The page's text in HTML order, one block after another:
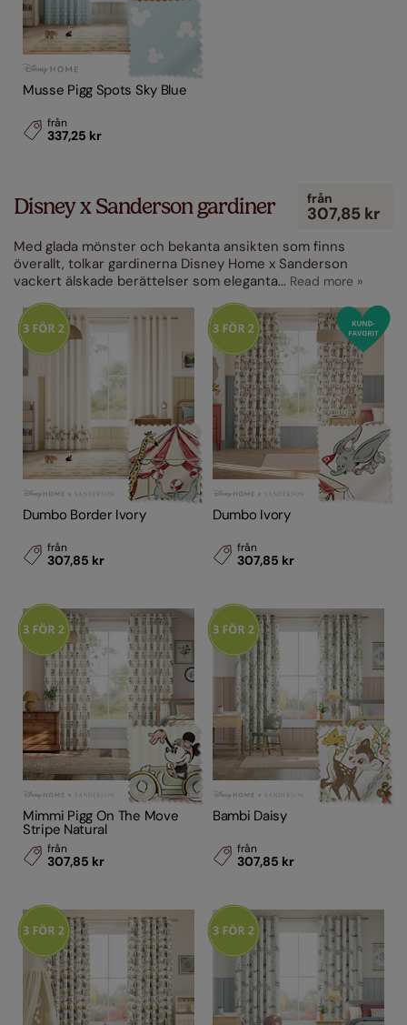
Musse Pigg Spots Sky Blue
från
337,25 kr
Disney x Sanderson gardiner från
307,85 kr
Med glada mönster och bekanta ansikten som finns
överallt, tolkar gardinerna Disney Home x Sanderson
vackert älskade berättelser som eleganta...
Dumbo Border Ivory
från
307,85 kr
Dumbo Ivory
från
307,85 kr
Mimmi Pigg On The Move
Stripe Natural
från
307,85 kr
Bambi Daisy
från
307,85 kr